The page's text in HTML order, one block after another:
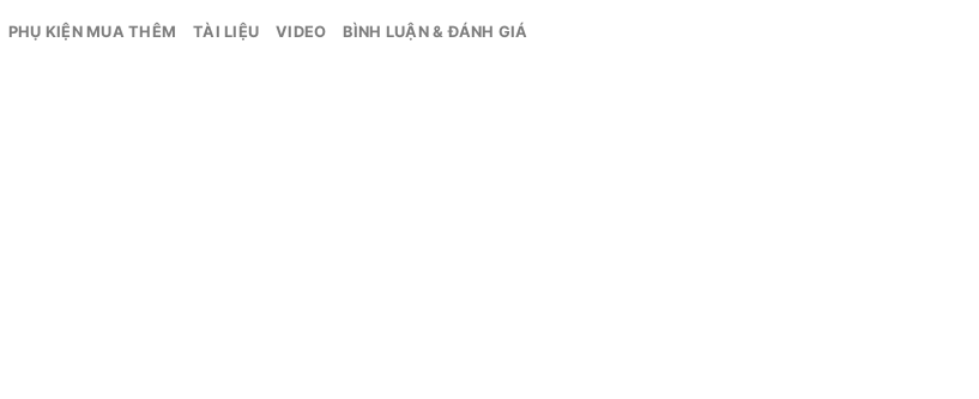
PHỤ KIỆN MUA THÊM TÀI LIỆU VIDEO BÌNH LUẬN & ĐÁNH GIÁ